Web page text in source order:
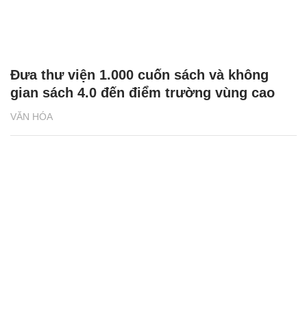
VĂN HÓA
Đưa thư viện 1.000 cuốn sách và không
gian sách 4.0 đến điểm trường vùng cao